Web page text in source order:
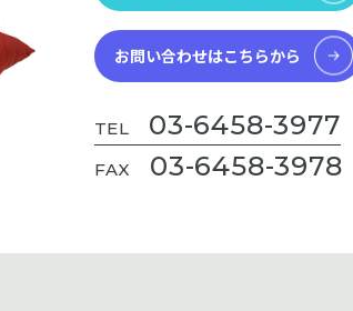
お問い合わせはこちらから
TEL 03-6458-3977
FAX 03-6458-3978